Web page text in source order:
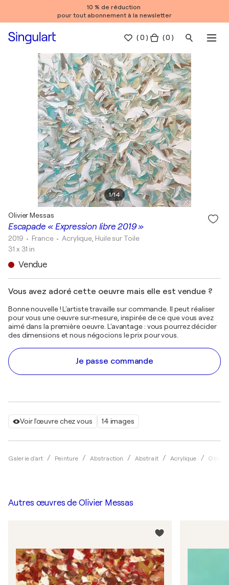
10 % de réduction
pour tout abonnement à la newsletter
(0 ) ( 0 )
1/14
Voir l'œuvre chez vous 14 images
Galerie d'art Peinture Abstraction Abstrait Acrylique Olivier
Escapade « Expression libre 2019 »
Olivier Messas
2019 • France •Acrylique, Huile sur Toile
31 x 31 in
Vendue
Vous avez adoré cette oeuvre mais elle est vendue ?
Bonne nouvelle ! L'artiste travaille sur commande. Il peut réaliser
pour vous une oeuvre sur-mesure, inspirée de ce que vous avez
aimé dans la première oeuvre. L'avantage : vous pourrez décider
des dimensions et nous négocions le prix pour vous.
Je passe commande
Autres œuvres de Olivier Messas